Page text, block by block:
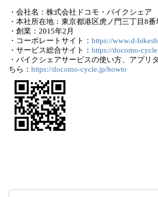
・会社名：株式会社ドコモ・バイクシェア
・本社所在地：東京都港区虎ノ門三丁目8
・創業：2015年2月
・コーポレートサイト： https://www.d-
・サービス総合サイト： https://docomo-
・バイクシェアサービスの使い方、アプリ
ちら： https://docomo-cycle.jp/howto